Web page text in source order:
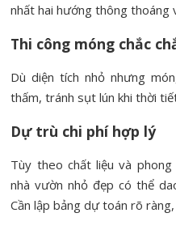
nhất hai hướng thông thoáng
Thi công móng chắc
Dù diện tích nhỏ nhưng
thấm, tránh sụt lún khi thời
Dự trù chi phí hợp lý
Tùy theo chất liệu và
nhà vườn nhỏ đẹp có thể
Cần lập bảng dự toán rõ